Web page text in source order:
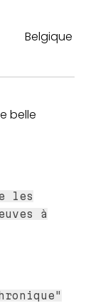
Belgique
belle
les
à